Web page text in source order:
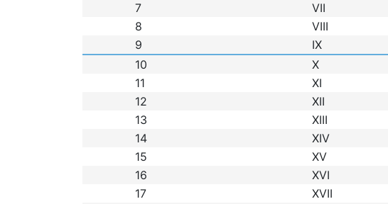
7
VII
8
VIII
9
IX
10
X
11
XI
12
XII
13
XIII
14
XIV
15
XV
16
XVI
17
XVII